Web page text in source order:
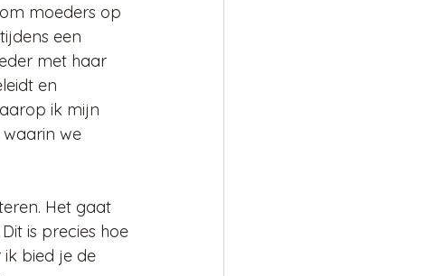
moeders op
een
met haar
en
ik mijn
we
Het gaat
is precies hoe
bied je de